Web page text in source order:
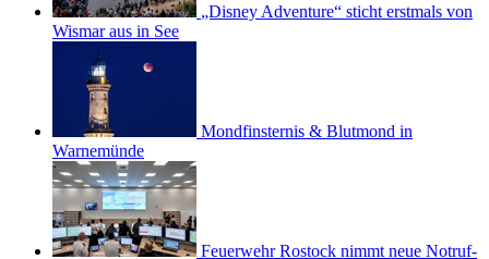
„Disney Adventure“ sticht erstmals von
Wismar aus in See
Mondfinsternis & Blutmond in
Warnemünde
Feuerwehr Rostock nimmt neue Notruf-